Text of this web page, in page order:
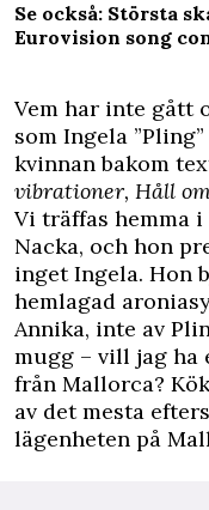
Se också: Största
Eurovision song
Vem har inte gått
som Ingela
kvinnan bakom
vibrationer, Håll
Vi träffas hemma
Nacka, och hon
inget Ingela. Hon
hemlagad
Annika, inte av
mugg – vill jag ha
från Mallorca?
av det mesta
lägenheten på